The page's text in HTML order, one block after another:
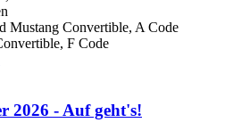
Mustang Convertible, A Code
F Code
2026 - Auf geht's!